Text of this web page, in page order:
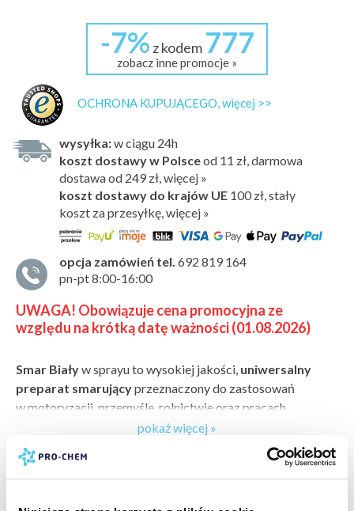
-7% z kodem 777
zobacz inne promocje »
OCHRONA KUPUJĄCEGO, więcej >>
wysyłka:w ciągu 24h
koszt dostawy w Polsceod 11 zł, darmowa
dostawa od 249 zł, więcej »
koszt dostawy do krajów UE 100 zł, stały
koszt za przesyłkę, więcej »
opcja zamówień tel. 692 819 164
pn-pt 8:00-16:00
UWAGA! Obowiązuje cena promocyjna ze
względu na krótką datę ważności (01.08.2026)
Smar Białyw sprayu to wysokiej jakości, uniwersalny
preparat smarującyprzeznaczony do zastosowań
w motoryzacji, przemyśle, rolnictwie oraz pracach
serwisowo-warsztatowych. Dzięki nowoczesnej formule
tworzy wyjątkowo trwałą, białą
powłokę smarną
odporną na wodę
redukuje tarcie
i chroni elementy metalowe przed korozjąoraz
pokaż więcej »
bezpieczeństwo:
karta bezpieczeństwa